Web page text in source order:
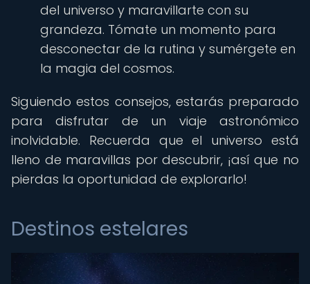
del universo y maravillarte con su
grandeza. Tómate un momento para
desconectar de la rutina y sumérgete en
la magia del cosmos.
Siguiendo estos consejos, estarás preparado
para disfrutar de un viaje astronómico
inolvidable. Recuerda que el universo está
lleno de maravillas por descubrir, ¡así que no
pierdas la oportunidad de explorarlo!
Destinos estelares